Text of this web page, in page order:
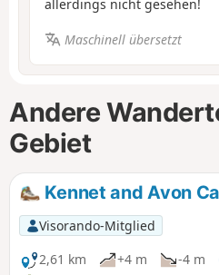
allerdings nicht gesehen!
Maschinell übersetzt
Andere
Gebiet
Kennet and Avon
Visorando-Mitglied
2,61 km
+4 m -4 m